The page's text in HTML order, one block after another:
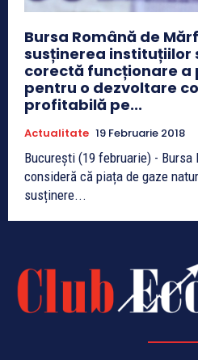
Bursa Română de
susținerea instituțiilor
corectă funcționare a
pentru o dezvoltare
profitabilă pe...
Actualitate 19 Februarie 2018
București (19 februarie) - Bursa
consideră că piața de gaze
susținere...